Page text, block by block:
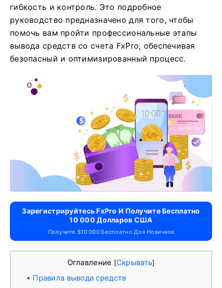
гибкость и контроль. Это подробное
руководство предназначено для того, чтобы
помочь вам пройти профессиональные этапы
вывода средств со счета FxPro, обеспечивая
безопасный и оптимизированный процесс.
Зарегистрируйтесь FxPro И Получите Бесплатно
10 000 Долларов США
Получите $10 000 Бесплатно Для Новичков
Оглавление [Скрывать]
Правила вывода средств